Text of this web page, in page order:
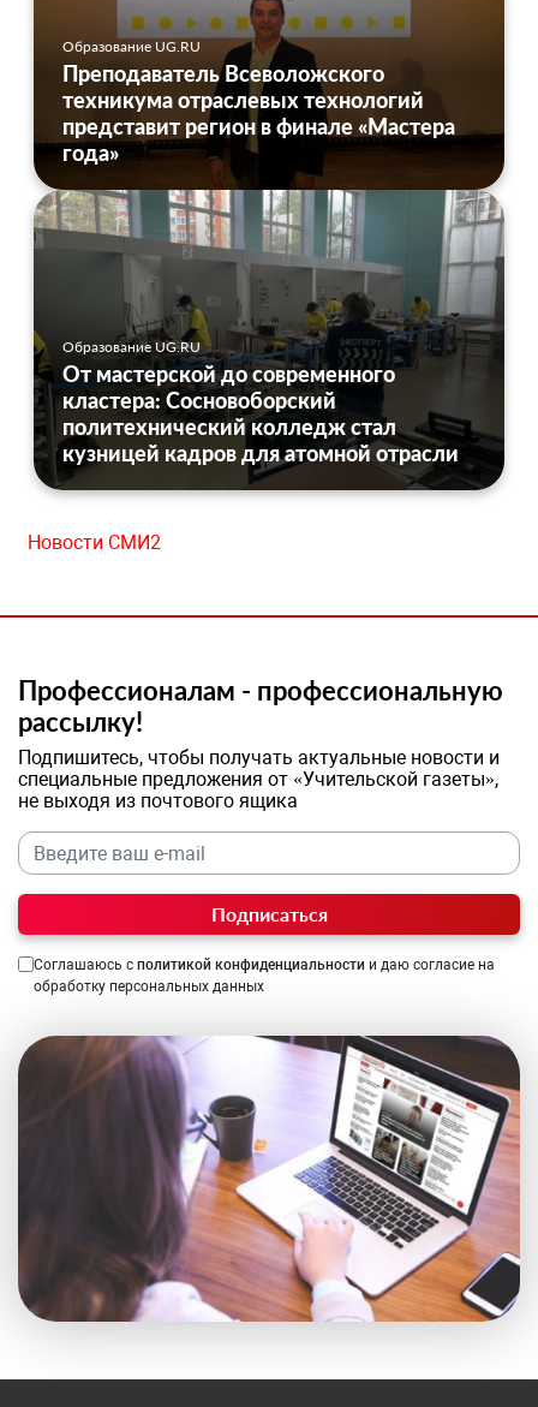
Образование UG.RU
Преподаватель Всеволожского
техникума отраслевых технологий
представит регион в финале «Мастера
года»
Образование UG.RU
От мастерской до современного
кластера: Сосновоборский
политехнический колледж стал
кузницей кадров для атомной отрасли
Новости СМИ2
Профессионалам - профессиональную
рассылку!
Подпишитесь, чтобы получать актуальные новости и
специальные предложения от «Учительской газеты»,
не выходя из почтового ящика
Подписаться
Соглашаюсь с политикой конфиденциальности и даю согласие на
обработку персональных данных